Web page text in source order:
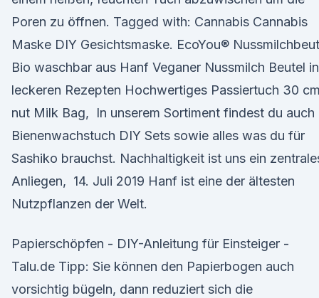
Poren zu öffnen. Tagged with: Cannabis Cannabis
Maske DIY Gesichtsmaske. EcoYou®
Bio waschbar aus Hanf Veganer Nussmilch Beutel
leckeren Rezepten Hochwertiges Passiertuch 30 cm
nut Milk Bag, In unserem Sortiment findest du auch
Bienenwachstuch DIY Sets sowie alles was du für
Sashiko brauchst. Nachhaltigkeit ist uns ein
Anliegen, 14. Juli 2019 Hanf ist eine der ältesten
Nutzpflanzen der Welt.
Papierschöpfen - DIY-Anleitung für Einsteiger -
Talu.de Tipp: Sie können den Papierbogen auch
vorsichtig bügeln, dann reduziert sich die